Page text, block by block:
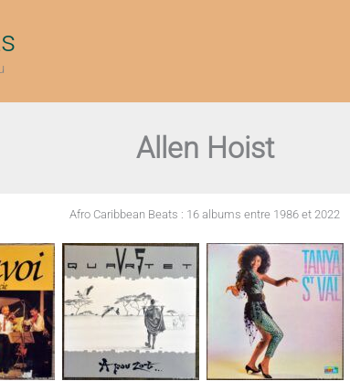
Allen Hoist
Afro Caribbean Beats : 16 albums entre 1986 et 2022